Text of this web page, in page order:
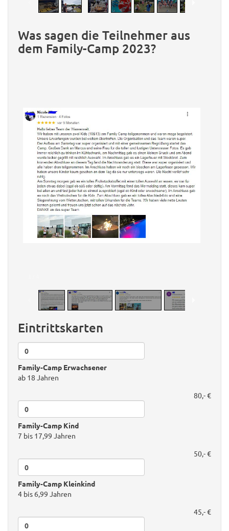
Was sagen die Teilnehmer aus
dem Family-Camp 2023?
Eintrittskarten
Family-Camp Erwachsener
ab 18 Jahren
80,- €
Family-Camp Kind
7 bis 17,99 Jahren
50,- €
Family-Camp Kleinkind
4 bis 6,99 Jahren
45,- €